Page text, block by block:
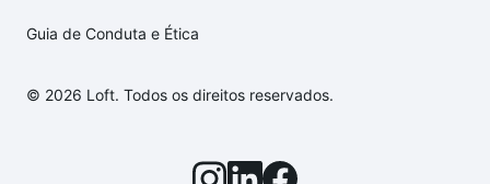
Guia de Conduta e Ética
© 2026 Loft. Todos os direitos reservados.